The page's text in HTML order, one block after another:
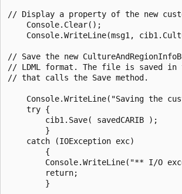
// Display a property of the new
    Console.Clear();
Console.WriteLine(msg1,
// Save the new
// LDML format. The file is saved in
// that calls the Save method.
Console.WriteLine("Saving the
    try {
        cib1.Save( savedCARIB );
        }
    catch (IOException exc)
        {
Console.WriteLine("** I/O
        return;
        }